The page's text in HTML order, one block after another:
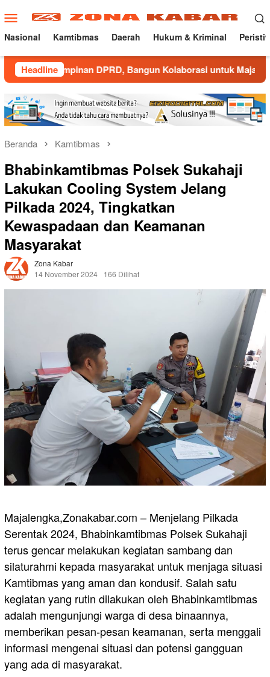
ke
konten
Menu
Mobile
Nasional Kamtibmas Daerah Hukum & Kriminal
Headline
DPRD, Bangun Kolaborasi untuk Majalengka Kondusif
Beranda Kamtibmas
Bhabinkamtibmas Polsek Sukahaji
Lakukan Cooling System Jelang
Pilkada 2024, Tingkatkan
Kewaspadaan dan Keamanan
Masyarakat
Zona Kabar
14 November 2024
166 Dilihat
Majalengka,Zonakabar.com – Menjelang Pilkada
Serentak 2024, Bhabinkamtibmas Polsek Sukahaji
terus gencar melakukan kegiatan sambang dan
silaturahmi kepada masyarakat untuk menjaga situasi
Kamtibmas yang aman dan kondusif. Salah satu
kegiatan yang rutin dilakukan oleh Bhabinkamtibmas
adalah mengunjungi warga di desa binaannya,
memberikan pesan-pesan keamanan, serta menggali
informasi mengenai situasi dan potensi gangguan
yang ada di masyarakat.